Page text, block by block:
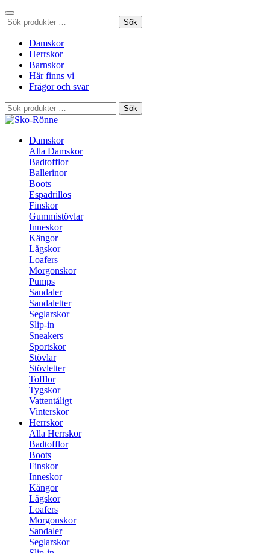
Sök
efter:
Sök
Damskor
Herrskor
Barnskor
Här finns vi
Frågor och svar
Sök
efter:
Sök
Damskor
Alla Damskor
Badtofflor
Ballerinor
Boots
Espadrillos
Finskor
Gummistövlar
Inneskor
Kängor
Lågskor
Loafers
Morgonskor
Pumps
Sandaler
Sandaletter
Seglarskor
Slip-in
Sneakers
Sportskor
Stövlar
Stövletter
Tofflor
Tygskor
Vattentåligt
Vinterskor
Herrskor
Alla Herrskor
Badtofflor
Boots
Finskor
Inneskor
Kängor
Lågskor
Loafers
Morgonskor
Sandaler
Seglarskor